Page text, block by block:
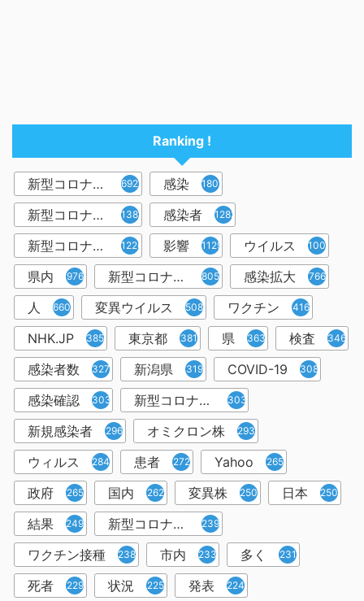
Ranking !
新型コロナウイルス 6921 感染 1809
新型コロナウィルス 1382 感染者 1283
新型コロナウイルス感染症 1226 影響 1129 ウイルス 1001
県内 976 新型コロナウイルス感染 805 感染拡大 766
人 660 変異ウイルス 508 ワクチン 416
NHK.JP 385 東京都 381 県 363 検査 346
感染者数 327 新潟県 319 COVID-19 308
感染確認 303 新型コロナウィルス感染症 303
新規感染者 296 オミクロン株 293
ウィルス 284 患者 272 Yahoo 265
政府 265 国内 262 変異株 250 日本 250
結果 249 新型コロナウイルスワクチン 239
ワクチン接種 238 市内 233 多く 231
死者 229 状況 225 発表 224